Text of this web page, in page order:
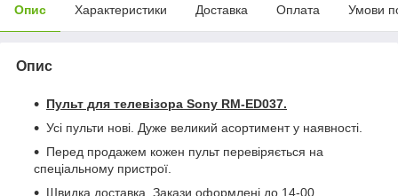
Опис Характеристики Доставка Оплата Умови
Опис
Пульт для телевізора Sony RM-ED037.
Усі пульти нові. Дуже великий асортимент у наявності.
Перед продажем кожен пульт перевіряється на
спеціальному пристрої.
Швидка доставка. Закази оформлені до 14-00